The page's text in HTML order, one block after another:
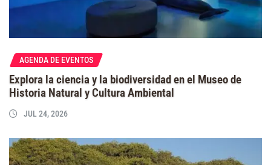
AGENDA DE EVENTOS
Explora la ciencia y la biodiversidad en el Museo de
Historia Natural y Cultura Ambiental
JUL 24, 2026